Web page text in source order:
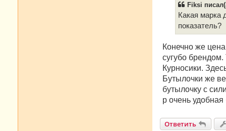
Fiksi
Какая марка
показатель?
Конечно же
сугубо брендом.
Курносики.
Бутылочки же
бутылочку с
р очень удобная
Ответить